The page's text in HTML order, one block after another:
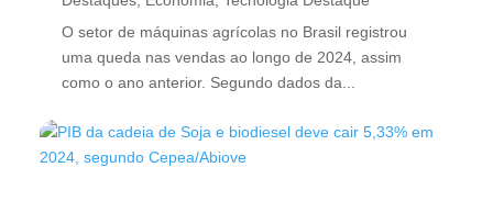
O setor de máquinas agrícolas no Brasil registrou
uma queda nas vendas ao longo de 2024, assim
como o ano anterior. Segundo dados da...